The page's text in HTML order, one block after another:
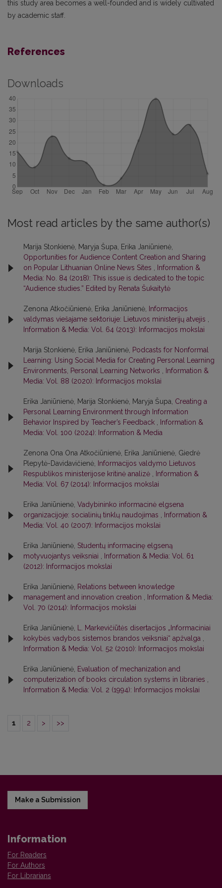
this study area becomes a well-founded and is widely cultivated
by academic staff.
References
Downloads
Most read articles by the same author(s)
Marija Stonkienė, Maryja Šupa, Erika Janiūnienė,
Opportunities for Audience Content Creation and Sharing
on Popular Lithuanian Online News Sites
Information &
Media: No. 84 (2018): This issue is dedicated to the topic
“Audience studies.” Edited by Renata Šukaitytė
Zenona Atkočiūnienė, Erika Janiūnienė,
Informacijos
valdymas viešajame sektoriuje: Lietuvos ministerijų atvejis
Information & Media: Vol. 64 (2013): Informacijos mokslai
Marija Stonkienė, Erika Janiūnienė, Podcasts for Nonformal
Learning: Using Social Media for Creating Personal Learning
Environments, Personal Learning Networks
Information &
Media: Vol. 88 (2020): Informacijos mokslai
Erika Janiūnienė, Marija Stonkienė, Maryja Šupa, Creating a
Personal Learning Environment through Information
Behavior Inspired by Teacher’s Feedback
Information &
Media: Vol. 100 (2024): Information & Media
Zenona Ona Ona Atkočiūnienė, Erika Janiūnienė, Giedrė
Plepytė-Davidavičienė,
Informacijos valdymo Lietuvos
Respublikos ministerijose kritinė analizė
Information &
Media: Vol. 67 (2014): Informacijos mokslai
Erika Janiūnienė, Vadybininko informacinė elgsena
organizacijoje: socialinių tinklų naudojimas
Information &
Media: Vol. 40 (2007): Informacijos mokslai
Erika Janiūnienė, Studentų informacinę elgseną
motyvuojantys veiksniai
Information & Media: Vol. 61
(2012): Informacijos mokslai
Erika Janiūnienė, Relations between knowledge
management and innovation creation
Information & Media:
Vol. 70 (2014): Informacijos mokslai
Erika Janiūnienė,
L. Markevičiūtės disertacijos „Informaciniai
kokybės vadybos sistemos brandos veiksniai“ apžvalga
Information & Media: Vol. 52 (2010): Informacijos mokslai
Erika Janiūnienė, Evaluation of mechanization and
computerization of books circulation systems in libraries
Information & Media: Vol. 2 (1994): Informacijos mokslai
1 2 > >>
Make a Submission
Information
For Readers
For Authors
For Librarians